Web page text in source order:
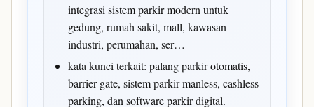
integrasi sistem parkir modern untuk
gedung, rumah sakit, mall, kawasan
industri, perumahan, ser…
kata kunci terkait: palang parkir otomatis,
barrier gate, sistem parkir manless, cashless
parking, dan software parkir digital.